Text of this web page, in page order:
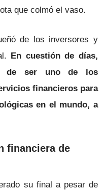
que colmó el vaso.
de los inversores y
En cuestión de días,
de ser uno de los
financieros para
en el mundo, a
financiera de
su final a pesar de